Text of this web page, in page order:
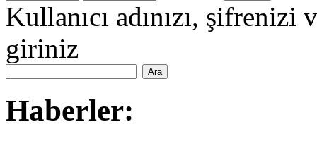
Kullanıcı adınızı,
giriniz
Haberler: